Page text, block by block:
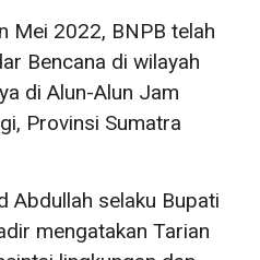
Mei 2022, BNPB telah
Bencana di wilayah
di Alun-Alun Jam
Provinsi Sumatra
Abdullah selaku Bupati
mengatakan Tarian